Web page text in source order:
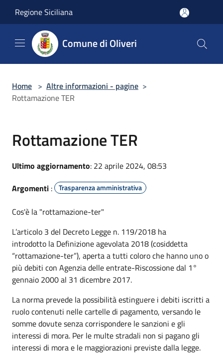
Regione Siciliana
Comune di Oliveri
Home > Altre informazioni - pagine >
Rottamazione TER
Rottamazione TER
Ultimo aggiornamento: 22 aprile 2024, 08:53
Argomenti : Trasparenza amministrativa
Cos'è la "rottamazione-ter"
L’articolo 3 del Decreto Legge n. 119/2018 ha
introdotto la Definizione agevolata 2018 (cosiddetta
“rottamazione-ter”), aperta a tutti coloro che hanno uno o
più debiti con Agenzia delle entrate-Riscossione dal 1°
gennaio 2000 al 31 dicembre 2017.
La norma prevede la possibilità estinguere i debiti iscritti a
ruolo contenuti nelle cartelle di pagamento, versando le
somme dovute senza corrispondere le sanzioni e gli
interessi di mora. Per le multe stradali non si pagano gli
interessi di mora e le maggiorazioni previste dalla legge.